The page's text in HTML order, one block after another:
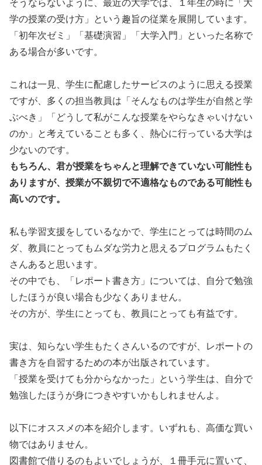
そうならないように、最近の大学では、１年生の時に「大
学の授業の受け方」という趣旨の従業を展開しています。
「初年次ゼミ」「基礎演習」「大学入門」といった名称で
ある場合が多いです。
これは一見、学生に配慮したサービスのように思える授業
ですが、多くの担当教員は「そんなものは学生が自然と学
ぶべき」「どうして私がこんな授業をやらなきゃいけない
のか」と考えていることも多く、熱心に行っている大学は
少ないのです。
もちろん、君が授業をちゃんと理解できていない可能性も
ありますが、授業が不親切で不適格なものである可能性も
高いのです。
私も学習支援をしているなかで、学生にとっては時間のム
ダ、教員にとってもムダな労力と思えるプログラムもたく
さんあると思います。
その中でも、「レポート書き方」については、自分で勉強
したほうが良い場合も少なくありません。
その方が、学生にとっても、教員にとっても有益です。
実は、知らない学生もたくさんいるのですが、レポートの
書き方を自習するための本が出版されています。
「授業を受けても分からなかった」という学生は、自分で
勉強したほうが身につきやすいかもしれませんよ。
以下にオススメの本を紹介します。いずれも、高価な買い
物ではありません。
図書館で借りるのもよいでしょうが、１冊手元に置いて、